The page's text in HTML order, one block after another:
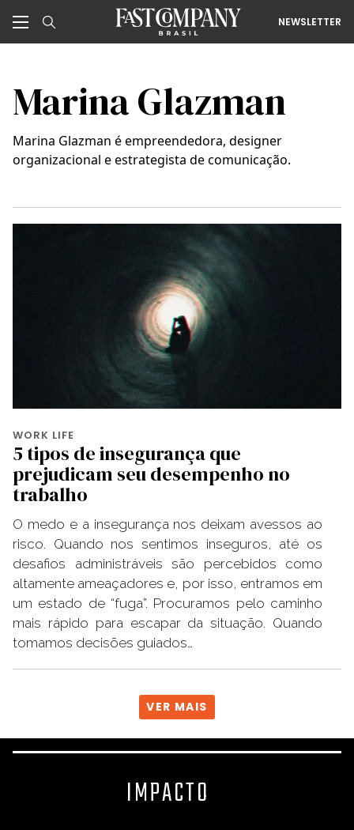
NEWSLETTER
Marina Glazman
Marina Glazman é empreendedora, designer
organizacional e estrategista de comunicação.
WORK LIFE
5 tipos de insegurança que
prejudicam seu desempenho no
trabalho
O medo e a insegurança nos deixam avessos ao
risco. Quando nos sentimos inseguros, até os
desafios administráveis são percebidos como
altamente ameaçadores e, por isso, entramos em
um estado de “fuga”. Procuramos pelo caminho
mais rápido para escapar da situação. Quando
tomamos decisões guiados…
VER MAIS
IMPACTO